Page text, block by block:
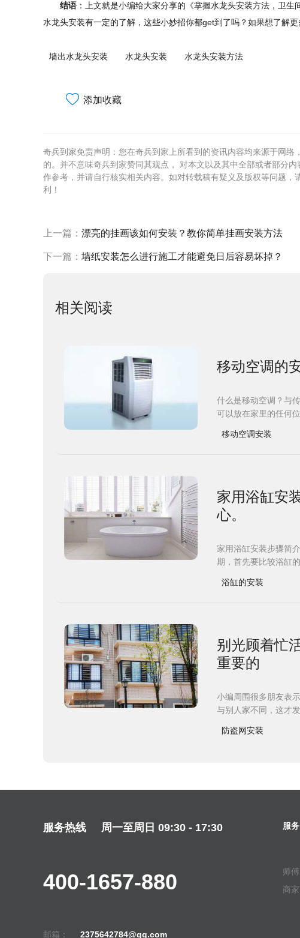
结语 ：上文就是小编给大家分享的《掌握水龙头安装方法，卫
水龙头安装有一定的了解，这些小妙招你都get到了吗？如果想了解
墙出水龙头安装 水龙头安装 水龙头安装方法
添加收藏
奇兵到家免责声明：您在奇兵到家上所看到的资讯内容均来源于网
的。并不意味奇兵到家赞同其观点， 对本文以及其中全部或者部分
作参考，并请自行核实相关内容。如对转载稿有疑义及版权等问题
利！
上一篇： 漂亮的挂画该如何安装？教你简单挂画安装方法
下一篇： 墙纸安装怎么进行施工才能避免日后容易坏掉？
相关阅读
移动空调的
什么是移动空调？与
可以放在家里的任何
移动空调安装
家用浴缸安
心。
家用浴缸安装步骤简
期，首先要比较浴缸
浴缸的安装
别光顾着忙
重要的
小编周围很多朋友表
与别人家不同，这才
防盗网安装
服务热线 周一至周日 09:30 - 17:30
400-1657-880
邮箱： 2375642784@qq.com
服务
师
商